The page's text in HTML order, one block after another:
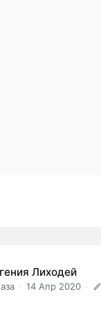
Лиходей
14 Апр 2020